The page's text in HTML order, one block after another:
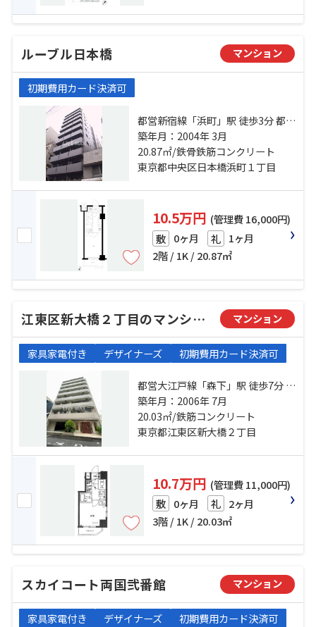
ルーブル日本橋 マンション
初期費用カード決済可
都営新宿線「浜町」駅 徒歩3分 都営
浅草線「東日本橋」駅 徒歩4分 総武
本線「馬喰町」駅 徒歩4分
築年月：2004年 3月
20.87㎡/鉄骨鉄筋コンクリート
東京都中央区日本橋浜町１丁目
10.5万円 (管理費 16,000円)
敷 0ヶ月 礼 1ヶ月
2階 / 1K / 20.87㎡
江東区新大橋２丁目のマンション マンション
家具家電付き デザイナーズ 初期費用カード決済可
都営大江戸線「森下」駅 徒歩7分 都
営新宿線「浜町」駅 徒歩12分 総武
線「両国」駅 徒歩13分
築年月：2006年 7月
20.03㎡/鉄筋コンクリート
東京都江東区新大橋２丁目
10.7万円 (管理費 11,000円)
敷 0ヶ月 礼 2ヶ月
3階 / 1K / 20.03㎡
スカイコート両国弐番館 マンション
家具家電付き デザイナーズ 初期費用カード決済可